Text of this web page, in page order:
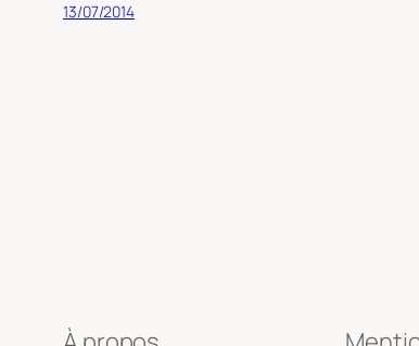
13/07/2014